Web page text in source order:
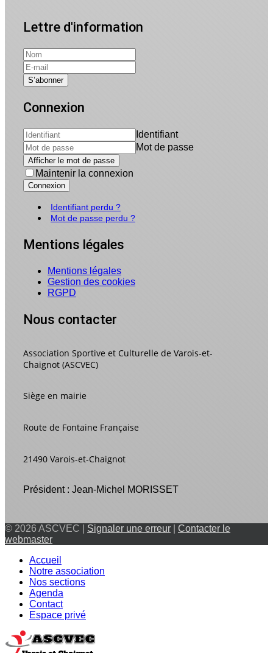
Lettre d'information
Connexion
Identifiant
Mot de passe
Afficher le mot de passe
Maintenir la connexion
Connexion
Identifiant perdu ?
Mot de passe perdu ?
Mentions légales
Mentions légales
Gestion des cookies
RGPD
Nous contacter
Association Sportive et Culturelle de Varois-et-
Chaignot (ASCVEC)
Siège en mairie
Route de Fontaine Française
21490 Varois-et-Chaignot
Président : Jean-Michel MORISSET
© 2026 ASCVEC | Signaler une erreur
Contacter le
webmaster
Accueil
Notre association
Nos sections
Agenda
Contact
Espace privé